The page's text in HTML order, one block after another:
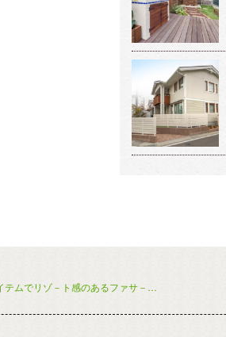
テムでリゾ－ト感のあるファサ－…